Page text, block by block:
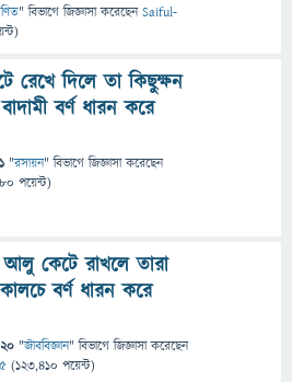
" বিভাগে জিজ্ঞাসাকরেছেনSaiful-
রেখে দিলে তা কিছুক্ষন
বর্ণ ধারন করে
"রসায়ন" বিভাগে জিজ্ঞাসাকরেছেন
পয়েন্ট)
কেটে রাখলে তারা
বর্ণ ধারন করে
"জীববিজ্ঞান" বিভাগে জিজ্ঞাসাকরেছেন
(123,410 পয়েন্ট)